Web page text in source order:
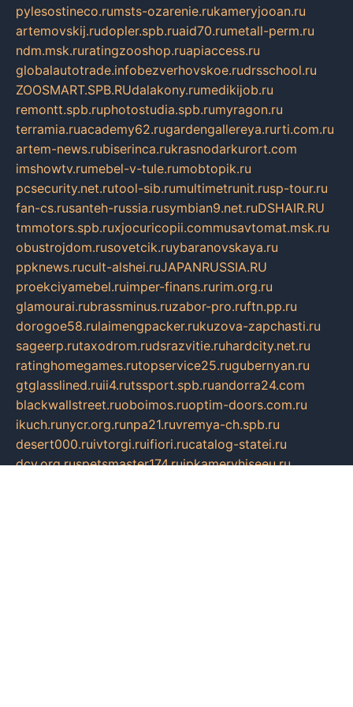
pylesostineco.rumsts-ozarenie.rukameryjooan.ru
artemovskij.rudopler.spb.ruaid70.rumetall-perm.ru
ndm.msk.ruratingzooshop.ruapiaccess.ru
globalautotrade.infobezverhovskoe.rudrsschool.ru
ZOOSMART.SPB.RUdalakony.rumedikijob.ru
remontt.spb.ruphotostudia.spb.rumyragon.ru
terramia.ruacademy62.rugardengallereya.rurti.com.ru
artem-news.rubiserinca.rukrasnodarkurort.com
imshowtv.rumebel-v-tule.rumobtopik.ru
pcsecurity.net.rutool-sib.rumultimetrunit.rusp-tour.ru
fan-cs.rusanteh-russia.rusymbian9.net.ruDSHAIR.RU
tmmotors.spb.ruxjocuricopii.commusavtomat.msk.ru
obustrojdom.rusovetcik.ruybaranovskaya.ru
ppknews.rucult-alshei.ruJAPANRUSSIA.RU
proekciyamebel.ruimper-finans.rurim.org.ru
glamourai.rubrassminus.ruzabor-pro.ruftn.pp.ru
dorogoe58.rulaimengpacker.rukuzova-zapchasti.ru
sageerp.rutaxodrom.rudsrazvitie.ruhardcity.net.ru
ratinghomegames.rutopservice25.rugubernyan.ru
gtglasslined.ruii4.rutssport.spb.ruandorra24.com
blackwallstreet.ruoboimos.ruoptim-doors.com.ru
ikuch.runycr.org.runpa21.ruvremya-ch.spb.ru
desert000.ruivtorgi.ruifiori.rucatalog-statei.ru
dcv.org.ruspetsmaster174.ruipkameryhiseeu.ru